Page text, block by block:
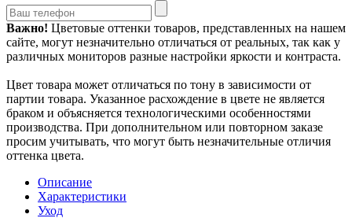
Важно! Цветовые оттенки товаров, представленных на нашем
сайте, могут незначительно отличаться от реальных, так как у
различных мониторов разные настройки яркости и контраста.
Цвет товара может отличаться по тону в зависимости от
партии товара. Указанное расхождение в цвете не является
браком и объясняется технологическими особенностями
производства. При дополнительном или повторном заказе
просим учитывать, что могут быть незначительные отличия
оттенка цвета.
Описание
Характеристики
Уход